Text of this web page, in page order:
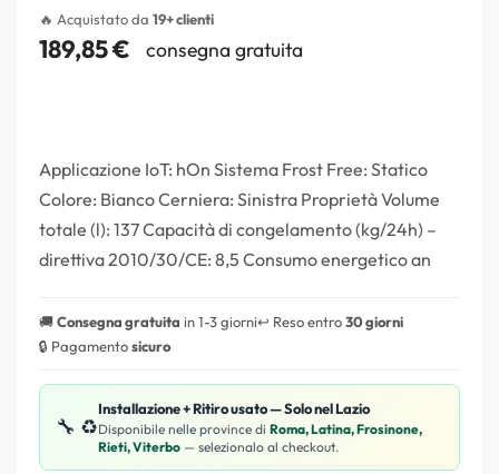
🔥 Acquistato da 19+ clienti
189,85€ consegna gratuita
Applicazione IoT: hOn Sistema Frost Free: Statico
Colore: Bianco Cerniera: Sinistra Proprietà Volume
totale (l): 137 Capacità di congelamento (kg/24h) –
direttiva 2010/30/CE: 8,5 Consumo energetico an
🚚Consegna gratuita in 1-3 giorni↩️ Reso entro30 giorni
🔒 Pagamentosicuro
🔧 ♻️
Installazione + Ritiro usato — Solo nel Lazio
Disponibile nelle province di Roma, Latina, Frosinone,
Rieti, Viterbo — selezionalo al checkout.